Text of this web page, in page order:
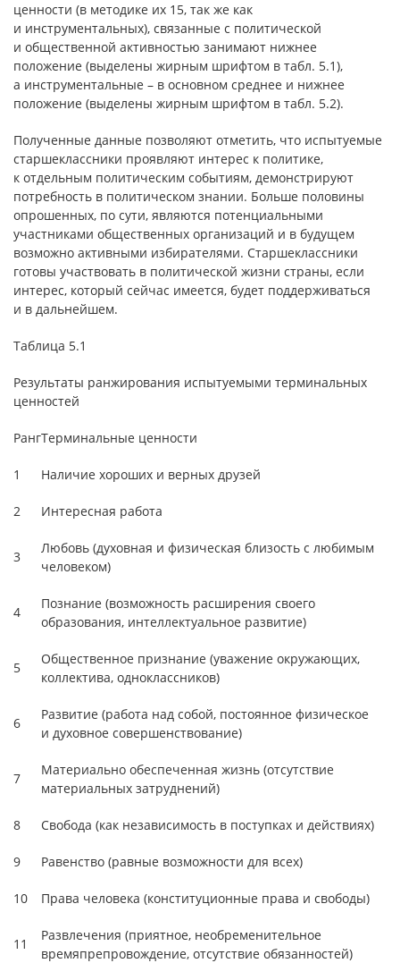
ценности (в методике их 15, так же как
и инструментальных), связанные с политической
и общественной активностью занимают нижнее
положение (выделены жирным шрифтом в табл. 5.1),
а инструментальные – в основном среднее и нижнее
положение (выделены жирным шрифтом в табл. 5.2).
Полученные данные позволяют отметить, что испытуемые
старшеклассники проявляют интерес к политике,
к отдельным политическим событиям, демонстрируют
потребность в политическом знании. Больше половины
опрошенных, по сути, являются потенциальными
участниками общественных организаций и в будущем
возможно активными избирателями. Старшеклассники
готовы участвовать в политической жизни страны, если
интерес, который сейчас имеется, будет поддерживаться
и в дальнейшем.
Таблица 5.1
Результаты ранжирования испытуемыми терминальных
ценностей
РангТерминальные ценности
1 Наличие хороших и верных друзей
2 Интересная работа
3
Любовь (духовная и физическая близость с любимым
человеком)
4
Познание (возможность расширения своего
образования, интеллектуальное развитие)
5
Общественное признание (уважение окружающих,
коллектива, одноклассников)
6
Развитие (работа над собой, постоянное физическое
и духовное совершенствование)
7
Материально обеспеченная жизнь (отсутствие
материальных затруднений)
8 Свобода (как независимость в поступках и действиях)
9 Равенство (равные возможности для всех)
10 Права человека (конституционные права и свободы)
11
Развлечения (приятное, необременительное
времяпрепровождение, отсутствие обязанностей)